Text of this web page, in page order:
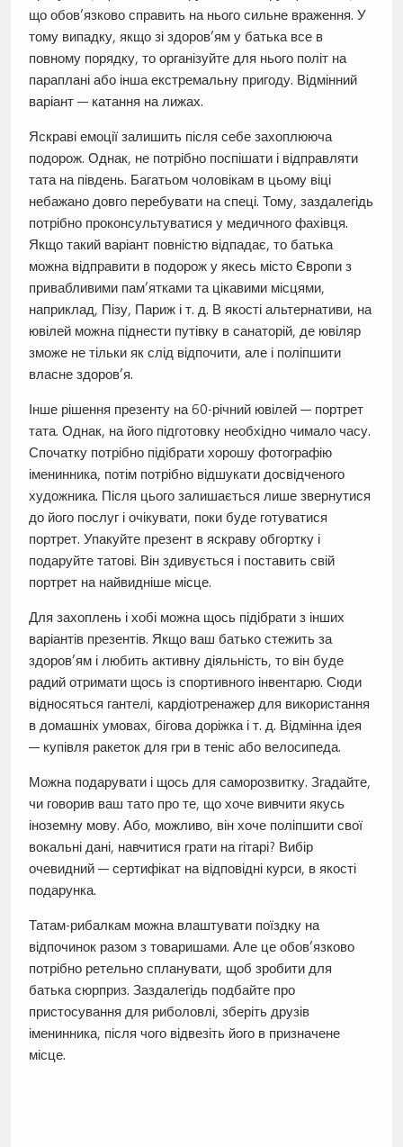
що обов’язково справить на нього сильне враження. У
тому випадку, якщо зі здоров’ям у батька все в
повному порядку, то організуйте для нього політ на
параплані або інша екстремальну пригоду. Відмінний
варіант — катання на лижах.
Яскраві емоції залишить після себе захоплююча
подорож. Однак, не потрібно поспішати і відправляти
тата на південь. Багатьом чоловікам в цьому віці
небажано довго перебувати на спеці. Тому, заздалегідь
потрібно проконсультуватися у медичного фахівця.
Якщо такий варіант повністю відпадає, то батька
можна відправити в подорож у якесь місто Європи з
привабливими пам’ятками та цікавими місцями,
наприклад, Пізу, Париж і т. д. В якості альтернативи, на
ювілей можна піднести путівку в санаторій, де ювіляр
зможе не тільки як слід відпочити, але і поліпшити
власне здоров’я.
Інше рішення презенту на 60-річний ювілей — портрет
тата. Однак, на його підготовку необхідно чимало часу.
Спочатку потрібно підібрати хорошу фотографію
іменинника, потім потрібно відшукати досвідченого
художника. Після цього залишається лише звернутися
до його послуг і очікувати, поки буде готуватися
портрет. Упакуйте презент в яскраву обгортку і
подаруйте татові. Він здивується і поставить свій
портрет на найвидніше місце.
Для захоплень і хобі можна щось підібрати з інших
варіантів презентів. Якщо ваш батько стежить за
здоров’ям і любить активну діяльність, то він буде
радий отримати щось із спортивного інвентарю. Сюди
відносяться гантелі, кардіотренажер для використання
в домашніх умовах, бігова доріжка і т. д. Відмінна ідея
— купівля ракеток для гри в теніс або велосипеда.
Можна подарувати і щось для саморозвитку. Згадайте,
чи говорив ваш тато про те, що хоче вивчити якусь
іноземну мову. Або, можливо, він хоче поліпшити свої
вокальні дані, навчитися грати на гітарі? Вибір
очевидний — сертифікат на відповідні курси, в якості
подарунка.
Татам-рибалкам можна влаштувати поїздку на
відпочинок разом з товаришами. Але це обов’язково
потрібно ретельно спланувати, щоб зробити для
батька сюрприз. Заздалегідь подбайте про
пристосування для риболовлі, зберіть друзів
іменинника, після чого відвезіть його в призначене
місце.